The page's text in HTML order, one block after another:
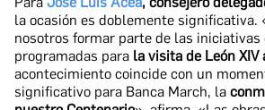
la ocasión es doblemente significativa.
nosotros formar parte de las
programadas para la visita de León XIV
acontecimiento coincide con un
significativo para Banca March, la